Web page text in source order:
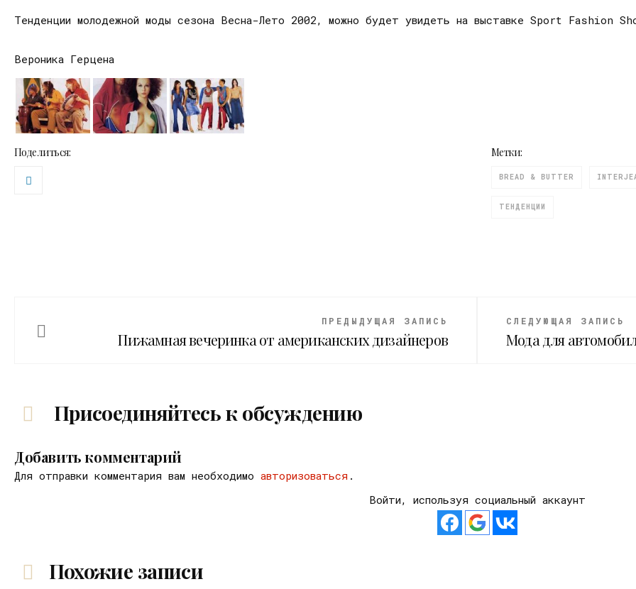
Тенденции молодежной моды сезона Весна-Лето 2002, можно будет увидеть на выставке Sport Fashion
Вероника Герцена
Поделиться: Метки:
BREAD & BUTTER
ТЕНДЕНЦИИ
ПРЕДЫДУЩАЯ ЗАПИСЬ
Пижамная вечеринка от американских дизайнеров
СЛЕДУЮЩАЯ ЗАПИСЬ
Мода для
Присоединяйтесь к обсуждению
Добавить комментарий
Для отправки комментария вам необходимо авторизоваться .
Войти, используя социальный аккаунт
Похожие записи